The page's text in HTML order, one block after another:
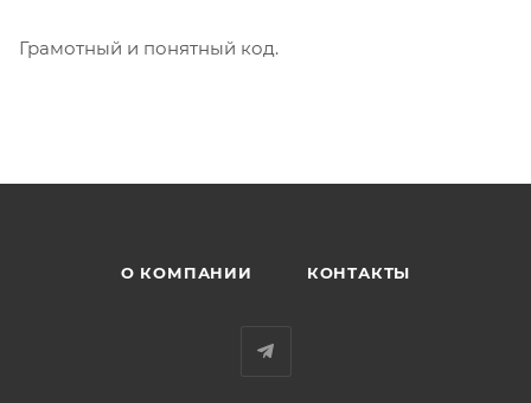
Грамотный и понятный код.
О КОМПАНИИ КОНТАКТЫ